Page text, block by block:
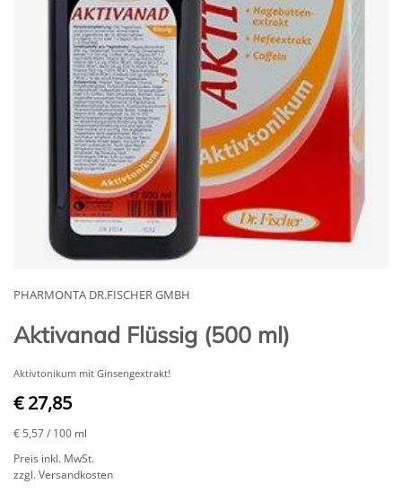
PHARMONTA DR.FISCHER GMBH
Aktivanad Flüssig (500 ml)
Aktivtonikum mit Ginsengextrakt!
€ 27,85
€ 5,57/ 100 ml
Preis inkl. MwSt.
zzgl. Versandkosten